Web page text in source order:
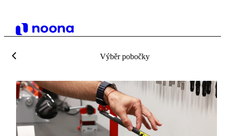
Výběr pobočky